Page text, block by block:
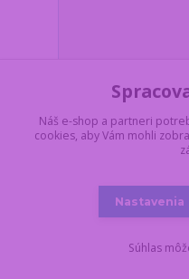
knižke - 24731
Náš e-shop a partneri
cookies, aby Vám mohli
Nastavenia
Súhlas